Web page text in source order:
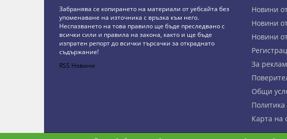
Забранява се копирането на материали от уебсайта без
упоменаване на източника с връзка към него.
Неспазването на това правило ще бъде преследвано с
всички сили и правила на закона, както и ще бъде
изпратен репорт до всички търсачки за откраднато
съдържание!
RSS Новини
Новини
Новини
Новини
За
Общи
Политика
Карта на